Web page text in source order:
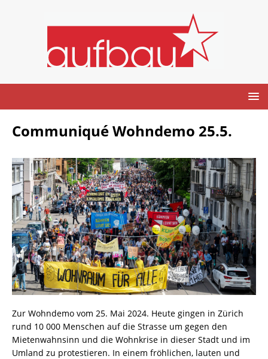
Com­mu­ni­qué Wohndemo 25.5.
Zur Wohndemo vom 25. Mai 2024. Heute gingen in Zürich
rund 10 000 Menschen auf die Strasse um gegen den
Mietenwahnsinn und die Wohnkrise in dieser Stadt und im
Umland zu protestieren. In einem fröhlichen, lauten und